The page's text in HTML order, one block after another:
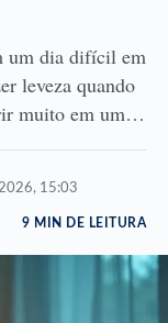
um dia difícil em
leveza quando
muito em um…
15:03
9 MIN DE LEITURA